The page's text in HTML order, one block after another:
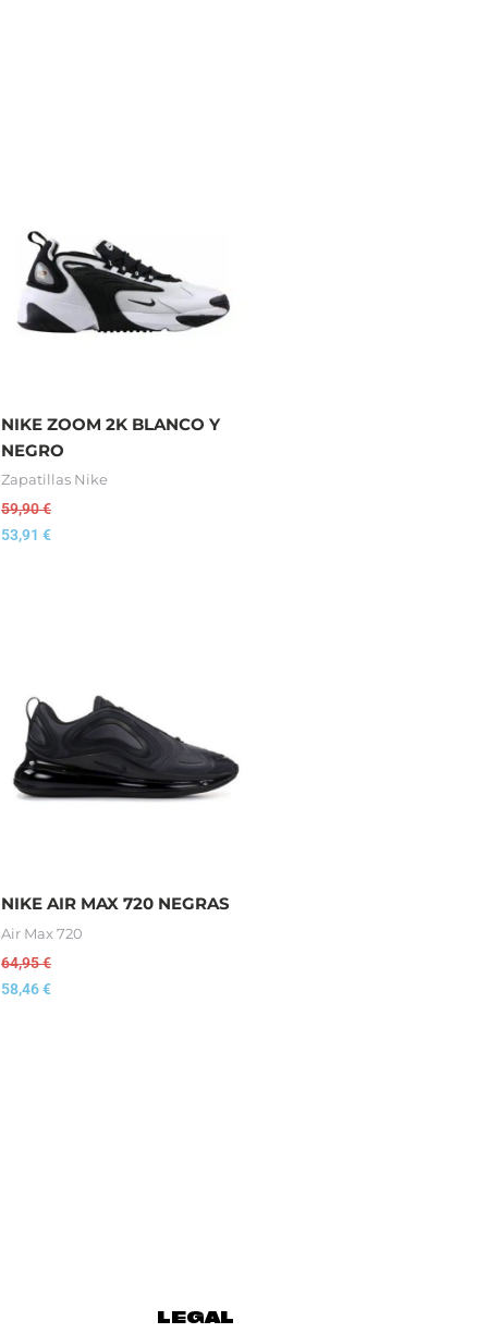
NIKE ZOOM 2K BLANCO Y
NEGRO
Zapatillas Nike
59,90€
53,91 €
NIKE AIR MAX 720 NEGRAS
Air Max 720
64,95€
58,46€
LEGAL